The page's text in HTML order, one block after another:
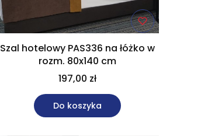
Szal hotelowy PAS336 na łóżko w
rozm. 80x140 cm
197,00 zł
Do koszyka